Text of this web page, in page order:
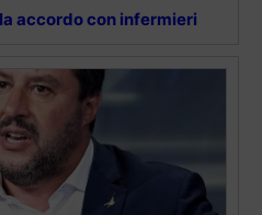
accordo con infermieri